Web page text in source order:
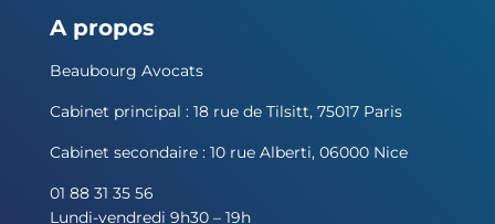
A propos
Beaubourg Avocats
Cabinet principal : 18 rue de Tilsitt, 75017 Paris
Cabinet secondaire : 10 rue Alberti, 06000 Nice
01 88 31 35 56
Lundi-vendredi 9h30 – 19h